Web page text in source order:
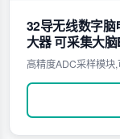
32导无线数字
大器 可采集大
高精度ADC采样模块